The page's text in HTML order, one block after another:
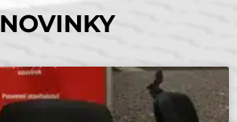
NOVINKY